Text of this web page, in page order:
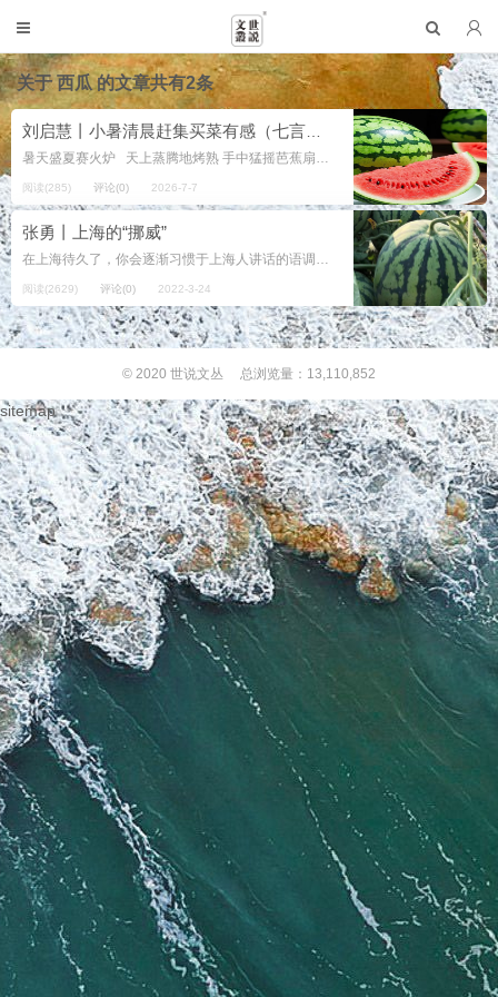
关于西瓜的文章共有2条
暑天盛夏赛火炉 天上蒸腾地烤熟 手中猛摇芭蕉扇 如同取经火焰山 一夜风雨精神爽 早起晨练迎朝阳 手拉小车去赶集 采购果...
阅读(285) 评论(0) 2026-7-7
张勇丨上海的“挪威”
在上海待久了，你会逐渐习惯于上海人讲话的语调、句式和用词。比如，先前你说出门“坐车”，慢慢地改用“乘车”替代。说走路时要“小心”，逐渐被“当心”换掉。挥手时自然而然说出的“再会”，与那个常说的“再见”相比，好像后者是永远...
阅读(2629) 评论(0) 2022-3-24
© 2020 世说文丛 总浏览量：13,110,852
sitemap